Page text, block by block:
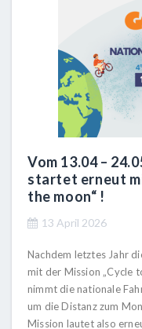
Vom 13.04 –
startet erneut
the moon“ !
13 April 2026
Nachdem letztes Jahr
mit der Mission „Cycle
nimmt die nationale
um die Distanz zum
Mission lautet also